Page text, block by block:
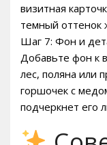
визитная
темный оттенок
Шаг 7: Фон и
Добавьте фон к
лес, поляна или
горшочек с
подчеркнет его